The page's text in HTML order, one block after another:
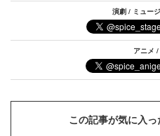
演劇 / ミュー
アニメ
この記事が気に入っ